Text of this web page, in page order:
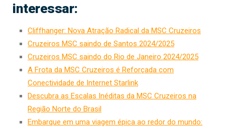
interessar:
Cliffhanger: Nova Atração Radical da MSC Cruzeiros
Cruzeiros MSC saindo de Santos 2024/2025
Cruzeiros MSC saindo do Rio de Janeiro 2024/2025
A Frota da MSC Cruzeiros é Reforçada com
Conectividade de Internet Starlink
Descubra as Escalas Inéditas da MSC Cruzeiros na
Região Norte do Brasil
Embarque em uma viagem épica ao redor do mundo: